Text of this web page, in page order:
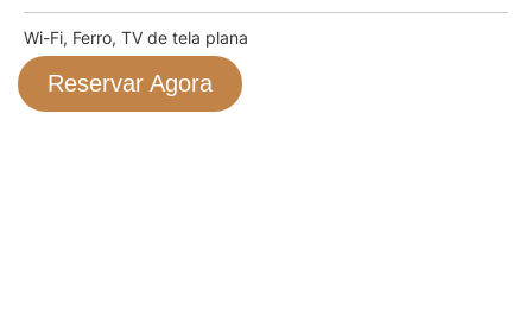
Wi-Fi, Ferro, TV de tela plana
Reservar Agora